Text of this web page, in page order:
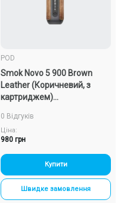
POD
Smok Novo 5 900 Brown
Leather (Коричневий, з
картриджем)
0 Відгуків
Ціна:
980 грн
Купити
Швидке замовлення